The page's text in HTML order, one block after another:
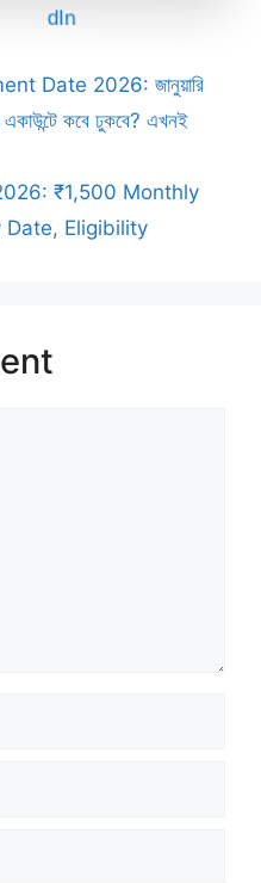
Date 2026: জানুয়ারি
কবে ঢুকবে? এখনই
₹1,500 Monthly
Eligibility